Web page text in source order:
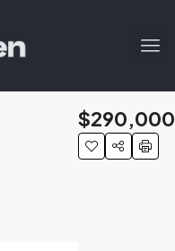
$290,000